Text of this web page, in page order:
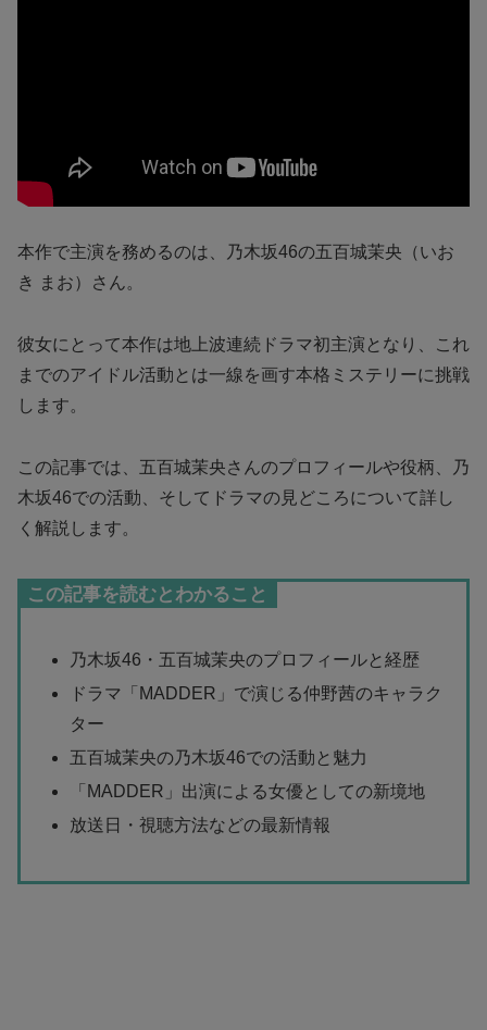
本作で主演を務めるのは、乃木坂46の五百城茉央（いお
き まお）さん。
彼女にとって本作は地上波連続ドラマ初主演となり、これ
までのアイドル活動とは一線を画す本格ミステリーに挑戦
します。
この記事では、五百城茉央さんのプロフィールや役柄、乃
木坂46での活動、そしてドラマの見どころについて詳し
く解説します。
この記事を読むとわかること
乃木坂46・五百城茉央のプロフィールと経歴
ドラマ「MADDER」で演じる仲野茜のキャラク
ター
五百城茉央の乃木坂46での活動と魅力
「MADDER」出演による女優としての新境地
放送日・視聴方法などの最新情報